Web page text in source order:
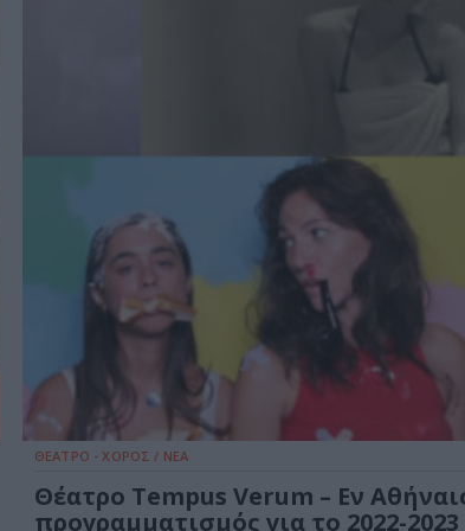
ΘΕΑΤΡΟ - ΧΟΡΟΣ / ΝΕΑ
Θέατρο Tempus Verum – Εν
προγραμματισμός για το 2022-2023